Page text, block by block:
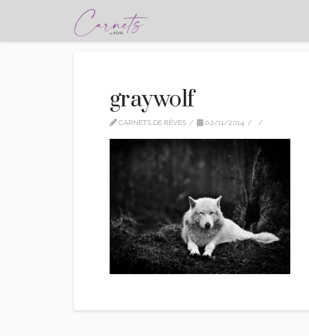
graywolf
CARNETS DE RÊVES 02/11/2014